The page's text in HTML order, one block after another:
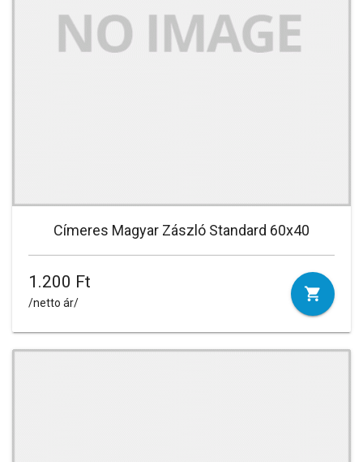
Címeres Magyar Zászló Standard 60x40
1.200 Ft
/netto ár/